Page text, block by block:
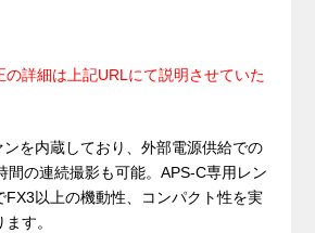
詳細は上記URLにて説明させていた
を内蔵しており、外部電源供給での
間の連続撮影も可能。APS-C専用レン
FX3以上の機動性、コンパクト性を実
す。